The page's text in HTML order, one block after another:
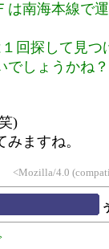
は南海本線で
回探して見つ
でしょうかね？
)
ますね。
<Mozilla/4.0